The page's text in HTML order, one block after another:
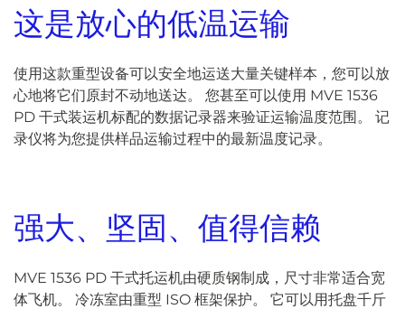
这是放心的低温运输
使用这款重型设备可以安全地运送大量关键样本，您可以放
心地将它们原封不动地送达。 您甚至可以使用 MVE 1536
PD 干式装运机标配的数据记录器来验证运输温度范围。 记
录仪将为您提供样品运输过程中的最新温度记录。
强大、坚固、值得信赖
MVE 1536 PD 干式托运机由硬质钢制成，尺寸非常适合宽
体飞机。 冷冻室由重型 ISO 框架保护。 它可以用托盘千斤